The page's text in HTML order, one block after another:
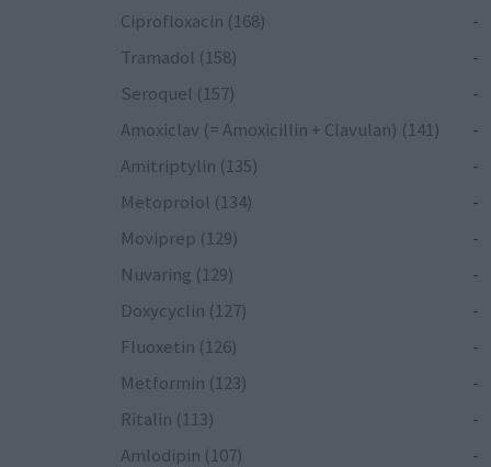
Ciprofloxacin (168)
-
Tramadol (158)
-
Seroquel (157)
-
Amoxiclav (= Amoxicillin + Clavulan) (141)
-
Amitriptylin (135)
-
Metoprolol (134)
-
Moviprep (129)
-
Nuvaring (129)
-
Doxycyclin (127)
-
Fluoxetin (126)
-
Metformin (123)
-
Ritalin (113)
-
Amlodipin (107)
-